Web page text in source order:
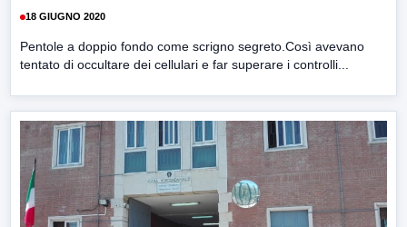
18 GIUGNO 2020
Pentole a doppio fondo come scrigno segreto.Così avevano
tentato di occultare dei cellulari e far superare i controlli...